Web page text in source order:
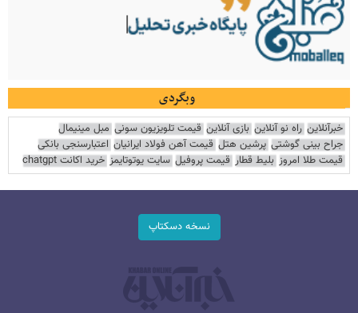
وبگردی
خبرآنلاین راه نو آنلاین بازی آنلاین قیمت تلویزیون سونی مبل مینیمال
جراح بینی گوشتی پرشین هتل قیمت آهن فولاد ایرانیان اعتبارسنجی بانکی
قیمت طلا امروز بلیط قطار قیمت پروفیل سایت یوتوتایمز خرید اکانت chatgpt
نسخه دسکتاپ